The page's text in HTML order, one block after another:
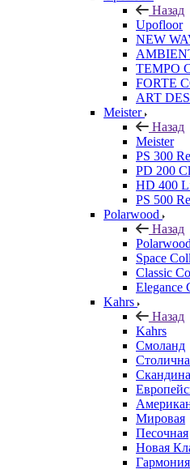
Назад
Upofloor
NEW
TEMPO
FORTE
ART
Meister
Назад
Meister
PS 300
PD 200
HD 400
PS 500
Polarwood
Назад
Polarwood
Space
Classic
Elegance
Kahrs
Назад
Kahrs
Смоланд
Мировая
Песочная
Новая
Гармония